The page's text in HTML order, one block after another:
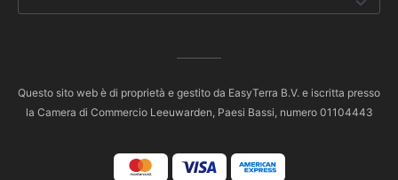
Questo sito web è di proprietà e gestito da EasyTerra B.V. e iscritta presso
la Camera di Commercio Leeuwarden, Paesi Bassi, numero 01104443